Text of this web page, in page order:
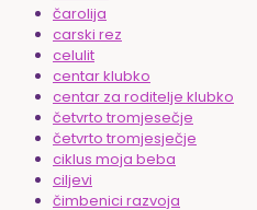
čarolija
carski rez
celulit
centar klubko
centar za roditelje klubko
četvrto tromjesečje
četvrto tromjesječje
ciklus moja beba
ciljevi
čimbenici razvoja